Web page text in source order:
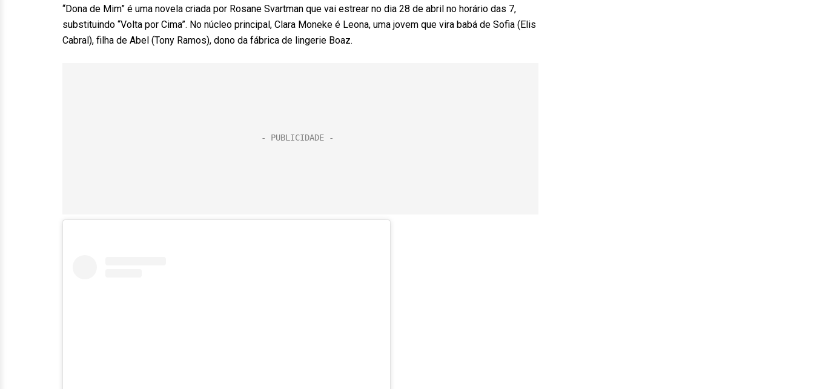
“Dona de Mim” é uma novela criada por Rosane Svartman que vai estrear no dia 28 de abril no horário das 7,
substituindo “Volta por Cima”. No núcleo principal, Clara Moneke é Leona, uma jovem que vira babá de Sofia (Elis
Cabral), filha de Abel (Tony Ramos), dono da fábrica de lingerie Boaz.